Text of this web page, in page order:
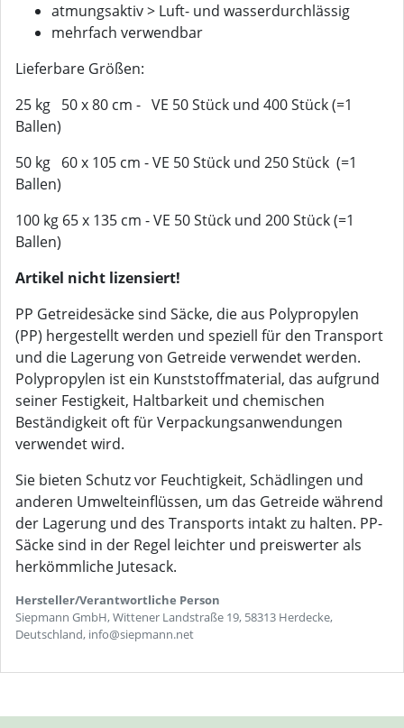
atmungsaktiv > Luft- und wasserdurchlässig
mehrfach verwendbar
Lieferbare Größen:
25 kg 50 x 80 cm - VE 50 Stück und 400 Stück (=1
Ballen)
50 kg 60 x 105 cm - VE 50 Stück und 250 Stück (=1
Ballen)
100 kg 65 x 135 cm - VE 50 Stück und 200 Stück (=1
Ballen)
Artikel nicht lizensiert!
PP Getreidesäcke sind Säcke, die aus Polypropylen
(PP) hergestellt werden und speziell für den Transport
und die Lagerung von Getreide verwendet werden.
Polypropylen ist ein Kunststoffmaterial, das aufgrund
seiner Festigkeit, Haltbarkeit und chemischen
Beständigkeit oft für Verpackungsanwendungen
verwendet wird.
Sie bieten Schutz vor Feuchtigkeit, Schädlingen und
anderen Umwelteinflüssen, um das Getreide während
der Lagerung und des Transports intakt zu halten. PP-
Säcke sind in der Regel leichter und preiswerter als
herkömmliche Jutesack.
Hersteller/Verantwortliche Person
Siepmann GmbH, Wittener Landstraße 19, 58313 Herdecke,
Deutschland, info@siepmann.net